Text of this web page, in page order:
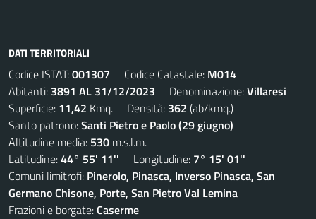
DATI TERRITORIALI
Codice ISTAT:001307 Codice Catastale: M014
Abitanti: 3891 AL 31/12/2023 Denominazione:Villaresi
Superficie: 11,42 Kmq. Densità: 362 (ab/kmq.)
Santo patrono:Santi Pietro e Paolo (29 giugno)
Altitudine media: 530 m.s.l.m.
Latitudine:44° 55' 11'' Longitudine: 7° 15' 01''
Comuni limitrofi: Pinerolo, Pinasca, Inverso Pinasca, San
Germano Chisone, Porte, San Pietro Val Lemina
Frazioni e borgate:Caserme